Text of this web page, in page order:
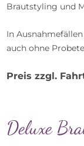
Brautstyling und
In
auch ohne
Preis zzgl.
Deluxe